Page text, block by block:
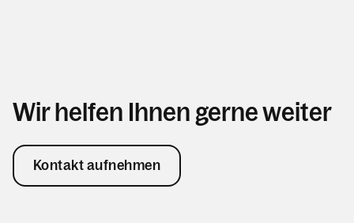
Wir helfen Ihnen gerne weiter
Kontakt aufnehmen